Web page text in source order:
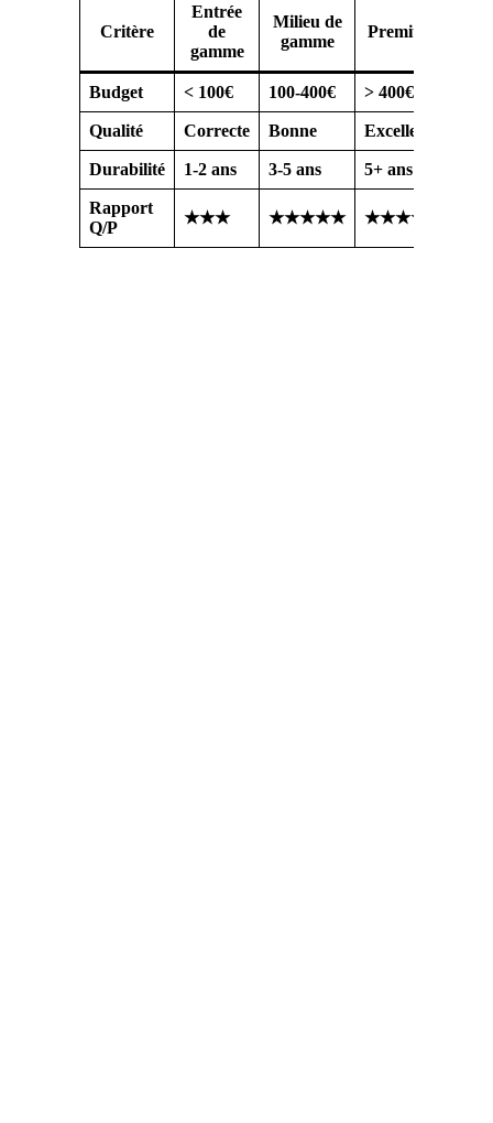
Critère
Entrée
de
gamme
Milieu de
gamme
Premium
Budget < 100€ 100-400€ > 400€
Qualité Correcte Bonne Excellente
Durabilité 1-2 ans 3-5 ans 5+ ans
Rapport
Q/P
★★★ ★★★★★ ★★★★